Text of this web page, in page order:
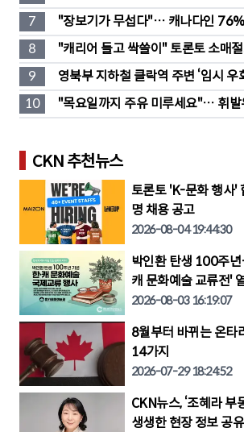
처법은?
7
"장보기가 무섭다"… 캐나다인
부담'
8
"캐리어 들고 싹쓸이" 토론토 소매
훔친 물건 재유통
9
영북부 지하철 클락역 주변 ‘임시
트리트 바뀐다”
10
"목요일까지 주유 미루세요"… 휘발
고
CKN 추천뉴스
토론토 'K-문화 행사'
명 채용 공고
2026-08-04 19:44:30
박인환 탄생 100주
캐 문화예술 교류전'
2026-08-03 16:19:07
8월부터 바뀌는 온타
14가지
2026-07-29 18:24:52
CKN뉴스, ‘조혜라
생생한 현장 정보 공유